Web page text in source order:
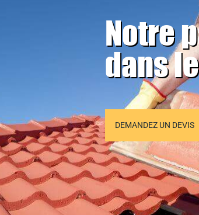
Notre
dans
DEMANDEZ UN DEVIS